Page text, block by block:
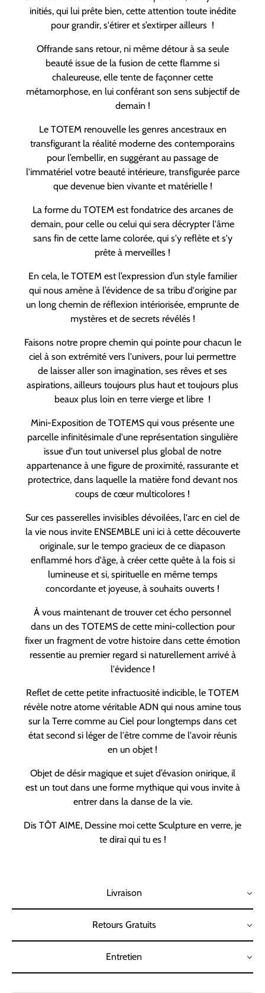
initiés, qui lui prête bien, cette attention toute inédite
pour grandir, s'étirer et s’extirper ailleurs !
Offrande sans retour, ni même détour à sa seule
beauté issue de la fusion de cette flamme si
chaleureuse, elle tente de façonner cette
métamorphose, en lui conférant son sens subjectif de
demain !
Le TOTEM renouvelle les genres ancestraux en
transfigurant la réalité moderne des contemporains
pour l’embellir, en suggérant au passage de
l'immatériel votre beauté intérieure, transfigurée parce
que devenue bien vivante et matérielle !
La forme du TOTEM est fondatrice des arcanes de
demain, pour celle ou celui qui sera décrypter l'âme
sans fin de cette lame colorée, qui s'y reflète et s'y
prête à merveilles !
En cela, le TOTEM est l’expression d’un style familier
qui nous amène à l’évidence de sa tribu d'origine par
un long chemin de réflexion intériorisée, emprunte de
mystères et de secrets révélés !
Faisons notre propre chemin qui pointe pour chacun le
ciel à son extrémité vers l'univers, pour lui permettre
de laisser aller son imagination, ses rêves et ses
aspirations, ailleurs toujours plus haut et toujours plus
beaux plus loin en terre vierge et libre !
Mini-Exposition de TOTEMS qui vous présente une
parcelle infinitésimale d'une représentation singulière
issue d'un tout universel plus global de notre
appartenance à une figure de proximité, rassurante et
protectrice, dans laquelle la matière fond devant nos
coups de cœur multicolores !
Sur ces passerelles invisibles dévoilées, l'arc en ciel de
la vie nous invite ENSEMBLE uni ici à cette découverte
originale, sur le tempo gracieux de ce diapason
enflammé hors d'âge, à créer cette quête à la fois si
lumineuse et si, spirituelle en même temps
concordante et joyeuse, à souhaits ouverts !
À vous maintenant de trouver cet écho personnel
dans un des TOTEMS de cette mini-collection pour
fixer un fragment de votre histoire dans cette émotion
ressentie au premier regard si naturellement arrivé à
l'évidence !
Reflet de cette petite infractuosité indicible, le TOTEM
révèle notre atome véritable ADN qui nous amine tous
sur la Terre comme au Ciel pour longtemps dans cet
état second si léger de l'être comme de l'avoir réunis
en un objet !
Objet de désir magique et sujet d’évasion onirique, il
est un tout dans une forme mythique qui vous invite à
entrer dans la danse de la vie.
Dis TÔT AIME, Dessine moi cette Sculpture en verre, je
te dirai qui tu es !
Livraison
Retours Gratuits
Entretien